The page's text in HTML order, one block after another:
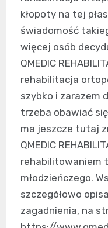
kłopoty na tej
świadomość
więcej osób
QMEDIC
rehabilitacja
szybko i zarazem
trzeba obawiać
ma jeszcze tutaj
QMEDIC
rehabilitowaniem
młodzieńczego.
szczegółowo
zagadnienia, na